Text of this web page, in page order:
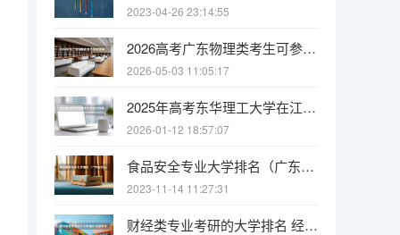
2023-04-26 23:14:55
2026高考广东物理类考生可参考报江西电力职业技术学院的专业汇总
2026-05-03 11:05:17
2025年高考东华理工大学在江西各批次选科要求有哪些
2026-01-12 18:57:07
食品安全专业大学排名（广东省内2a的食品安全专业的大学）
2023-11-14 11:27:31
财经类专业考研的大学排名 经济学专业考研学校排名